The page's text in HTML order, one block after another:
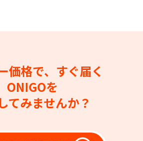
価格で、すぐ届く
ONIGOを
てみませんか？